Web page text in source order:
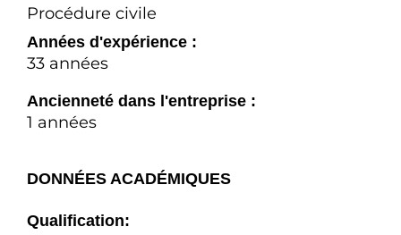
Procédure civile
Années d'expérience :
33 années
Ancienneté dans l'entreprise :
1 années
DONNÉES ACADÉMIQUES
Qualification: